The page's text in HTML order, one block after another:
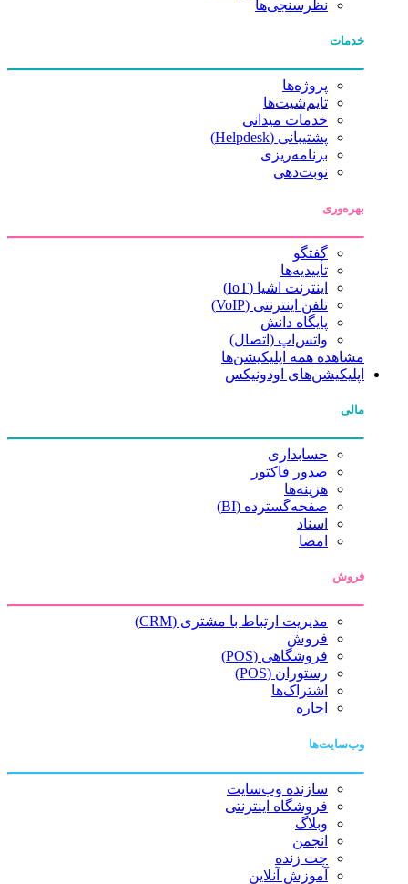
نظرسنجی‌ها
خدمات
پروژه‌ها
تایم‌شیت‌ها
خدمات میدانی
پشتیبانی (Helpdesk)
برنامه‌ریزی
نوبت‌دهی
بهره‌وری
گفتگو
تأییدیه‌ها
اینترنت اشیا (IoT)
تلفن اینترنتی (VoIP)
پایگاه دانش
واتس‌اپ (اتصال)
مشاهده همه اپلیکیشن‌ها
اپلیکیشن‌های اودونیکس
مالی
حسابداری
صدور فاکتور
هزینه‌ها
صفحه‌گسترده (BI)
اسناد
امضا
فروش
مدیریت ارتباط با مشتری (CRM)
فروش
فروشگاهی (POS)
رستوران (POS)
اشتراک‌ها
اجاره
وب‌سایت‌ها
سازنده وب‌سایت
فروشگاه اینترنتی
وبلاگ
انجمن
چت زنده
آموزش آنلاین